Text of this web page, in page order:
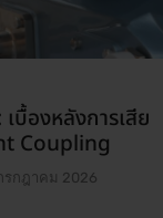
องหลังการเสีย
Coupling
รกฎาคม 2026